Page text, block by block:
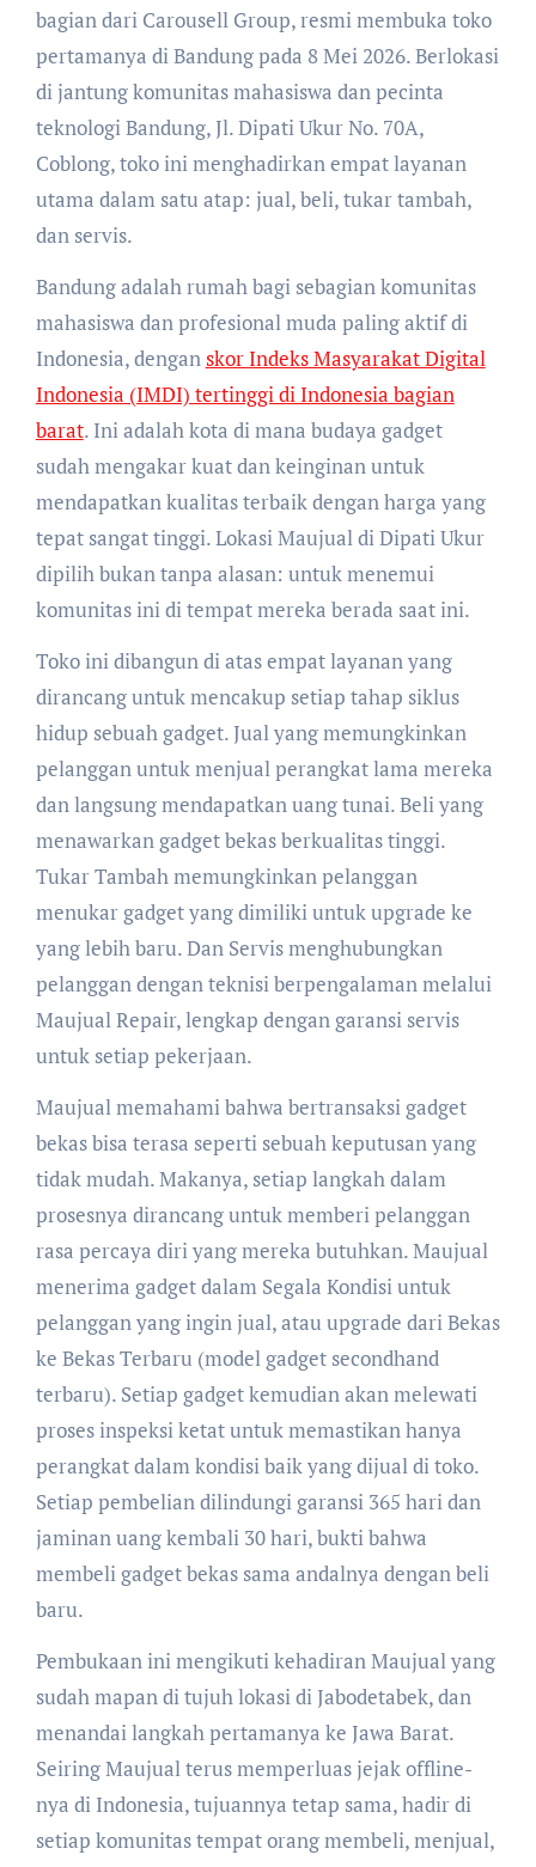
bagian dari Carousell Group, resmi membuka toko
pertamanya di Bandung pada 8 Mei 2026. Berlokasi
di jantung komunitas mahasiswa dan pecinta
teknologi Bandung, Jl. Dipati Ukur No. 70A,
Coblong, toko ini menghadirkan empat layanan
utama dalam satu atap: jual, beli, tukar tambah,
dan servis.
Bandung adalah rumah bagi sebagian komunitas
mahasiswa dan profesional muda paling aktif di
Indonesia, denganskor Indeks Masyarakat Digital
Indonesia (IMDI) tertinggi di Indonesia bagian
barat. Ini adalah kota di mana budaya gadget
sudah mengakar kuat dan keinginan untuk
mendapatkan kualitas terbaik dengan harga yang
tepat sangat tinggi. Lokasi Maujual di Dipati Ukur
dipilih bukan tanpa alasan: untuk menemui
komunitas ini di tempat mereka berada saat ini.
Toko ini dibangun di atas empat layanan yang
dirancang untuk mencakup setiap tahap siklus
hidup sebuah gadget. Jual yang memungkinkan
pelanggan untuk menjual perangkat lama mereka
dan langsung mendapatkan uang tunai. Beli yang
menawarkan gadget bekas berkualitas tinggi.
Tukar Tambah memungkinkan pelanggan
menukar gadget yang dimiliki untuk upgrade ke
yang lebih baru. Dan Servis menghubungkan
pelanggan dengan teknisi berpengalaman melalui
Maujual Repair, lengkap dengan garansi servis
untuk setiap pekerjaan.
Maujual memahami bahwa bertransaksi gadget
bekas bisa terasa seperti sebuah keputusan yang
tidak mudah. Makanya, setiap langkah dalam
prosesnya dirancang untuk memberi pelanggan
rasa percaya diri yang mereka butuhkan. Maujual
menerima gadget dalam Segala Kondisi untuk
pelanggan yang ingin jual, atau upgrade dari Bekas
ke Bekas Terbaru (model gadget secondhand
terbaru). Setiap gadget kemudian akan melewati
proses inspeksi ketat untuk memastikan hanya
perangkat dalam kondisi baik yang dijual di toko.
Setiap pembelian dilindungi garansi 365 hari dan
jaminan uang kembali 30 hari, bukti bahwa
membeli gadget bekas sama andalnya dengan beli
baru.
Pembukaan ini mengikuti kehadiran Maujual yang
sudah mapan di tujuh lokasi di Jabodetabek, dan
menandai langkah pertamanya ke Jawa Barat.
Seiring Maujual terus memperluas jejak offline-
nya di Indonesia, tujuannya tetap sama, hadir di
setiap komunitas tempat orang membeli, menjual,